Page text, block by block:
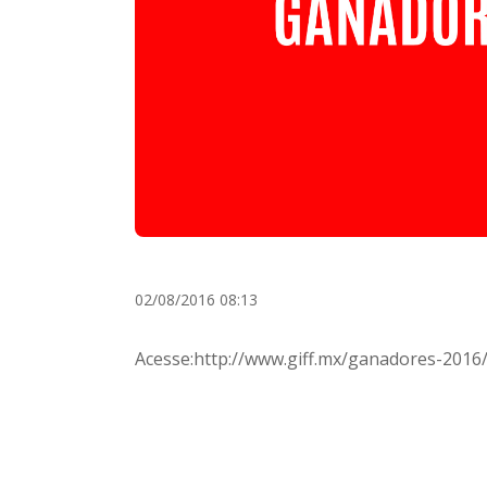
02/08/2016 08:13
Acesse:http://www.giff.mx/ganadores-2016/